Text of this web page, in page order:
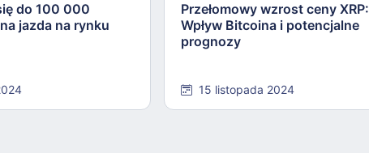
do 100 000
jazda na rynku
Przełomowy wzrost ceny XRP:
Wpływ Bitcoina i potencjalne
prognozy
15 listopada 2024